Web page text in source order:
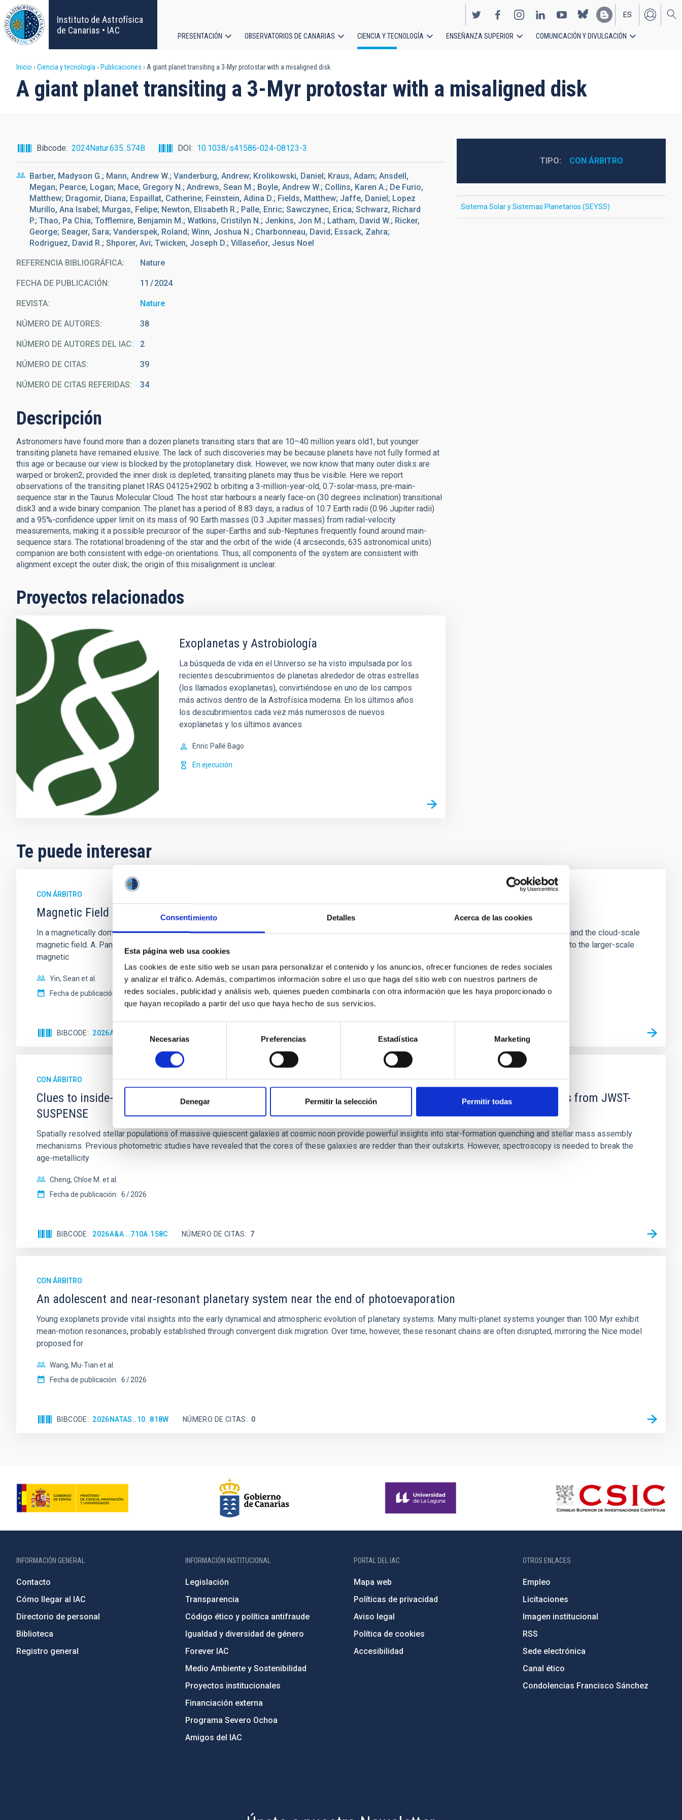
Consentimiento Detalles Acerca de las cookies
Esta página web usa cookies
Las cookies de este sitio web se usan para personalizar el contenido y los anuncios, ofrecer funciones de redes sociales
y analizar el tráfico. Además, compartimos información sobre el uso que haga del sitio web con nuestros partners de
redes sociales, publicidad y análisis web, quienes pueden combinarla con otra información que les haya proporcionado o
que hayan recopilado a partir del uso que haya hecho de sus servicios.
consentimiento
Necesarias Preferencias Estadística Marketing
Denegar Permitir la selección Permitir todas
Pasar
al
contenido
principal
Instituto de Astrofísica
de Canarias • IAC
EN
ES
principal
PRESENTACIÓN OBSERVATORIOS DE CANARIAS CIENCIA Y TECNOLOGÍA ENSEÑANZA SUPERIOR COMUNICACIÓN Y DIVULGACIÓN
Sobrescribir
enlaces
ayuda
a
navegación
Inicio Ciencia y tecnología Publicaciones A giant planet transiting a 3-Myr protostar with a misaligned disk
A giant planet transiting a 3-Myr protostar with a misaligned disk
Bibcode 2024Natur.635..574B DOI 10.1038/s41586-024-08123-3
Barber, Madyson G.; Mann, Andrew W.; Vanderburg, Andrew; Krolikowski, Daniel; Kraus, Adam; Ansdell,
Megan; Pearce, Logan; Mace, Gregory N.; Andrews, Sean M.; Boyle, Andrew W.; Collins, Karen A.; De Furio,
Matthew; Dragomir, Diana; Espaillat, Catherine; Feinstein, Adina D.; Fields, Matthew; Jaffe, Daniel; Lopez
Murillo, Ana Isabel; Murgas, Felipe; Newton, Elisabeth R.; Palle, Enric; Sawczynec, Erica; Schwarz, Richard
P.; Thao, Pa Chia; Tofflemire, Benjamin M.; Watkins, Cristilyn N.; Jenkins, Jon M.; Latham, David W.; Ricker,
George; Seager, Sara; Vanderspek, Roland; Winn, Joshua N.; Charbonneau, David; Essack, Zahra;
Rodriguez, David R.; Shporer, Avi; Twicken, Joseph D.; Villaseñor, Jesus Noel
REFERENCIA BIBLIOGRÁFICA Nature
FECHA DE PUBLICACIÓN: 11 2024
REVISTA Nature
NÚMERO DE AUTORES 38
NÚMERO DE AUTORES DEL IAC 2
NÚMERO DE CITAS 39
NÚMERO DE CITAS REFERIDAS 34
Descripción
Astronomers have found more than a dozen planets transiting stars that are 10–40 million years old1, but younger
transiting planets have remained elusive. The lack of such discoveries may be because planets have not fully formed at
this age or because our view is blocked by the protoplanetary disk. However, we now know that many outer disks are
warped or broken2; provided the inner disk is depleted, transiting planets may thus be visible. Here we report
observations of the transiting planet IRAS 04125+2902 b orbiting a 3-million-year-old, 0.7-solar-mass, pre-main-
sequence star in the Taurus Molecular Cloud. The host star harbours a nearly face-on (30 degrees inclination) transitional
disk3 and a wide binary companion. The planet has a period of 8.83 days, a radius of 10.7 Earth radii (0.96 Jupiter radii)
and a 95%-confidence upper limit on its mass of 90 Earth masses (0.3 Jupiter masses) from radial-velocity
measurements, making it a possible precursor of the super-Earths and sub-Neptunes frequently found around main-
sequence stars. The rotational broadening of the star and the orbit of the wide (4 arcseconds, 635 astronomical units)
companion are both consistent with edge-on orientations. Thus, all components of the system are consistent with
alignment except the outer disk; the origin of this misalignment is unclear.
Proyectos relacionados
Exoplanetas y Astrobiología
La búsqueda de vida en el Universo se ha visto impulsada por los
recientes descubrimientos de planetas alrededor de otras estrellas
(los llamados exoplanetas), convirtiéndose en uno de los campos
más activos dentro de la Astrofísica moderna. En los últimos años
los descubrimientos cada vez más numerosos de nuevos
exoplanetas y los últimos avances
Enric Pallé Bago
En ejecución
TIPO CON ÁRBITRO
Sistema Solar y Sistemas Planetarios (SEYSS)
Te puede interesar
CON ÁRBITRO
Magnetic Field Alignment with Dense Cores in the Transition between Cloud and Core Scales
In a magnetically dominated model of star formation, we expect to see alignments between the magnetic field orientation of star-forming dense cores and the cloud-scale
magnetic field. A. Pandhi et al. showed instead, however, that the orientation of cores and their angular momentum vectors appear random with respect to the larger-scale
magnetic
Yin, Sean et al.
Fecha de publicación:
5 2026
BIBCODE 2026APJ..1003...83Y
CON ÁRBITRO
Clues to inside-out quenching in quiescent galaxies at 1.2 ≲ z ≲ 2.2: Age, Fe-, and Mg-abundance gradients from JWST-
SUSPENSE
Spatially resolved stellar populations of massive quiescent galaxies at cosmic noon provide powerful insights into star-formation quenching and stellar mass assembly
mechanisms. Previous photometric studies have revealed that the cores of these galaxies are redder than their outskirts. However, spectroscopy is needed to break the
age-metallicity
Cheng, Chloe M. et al.
Fecha de publicación: 6 2026
BIBCODE 2026A&A...710A.158C NÚMERO DE CITAS 7
CON ÁRBITRO
An adolescent and near-resonant planetary system near the end of photoevaporation
Young exoplanets provide vital insights into the early dynamical and atmospheric evolution of planetary systems. Many multi-planet systems younger than 100 Myr exhibit
mean-motion resonances, probably established through convergent disk migration. Over time, however, these resonant chains are often disrupted, mirroring the Nice model
proposed for
Wang, Mu-Tian et al.
Fecha de publicación: 6 2026
BIBCODE 2026NATAS..10..818W NÚMERO DE CITAS 0
INFORMACIÓN GENERAL
Contacto
Cómo llegar al IAC
Directorio de personal
Biblioteca
Registro general
INFORMACIÓN INSTITUCIONAL
Legislación
Transparencia
Código ético y política antifraude
Igualdad y diversidad de género
Forever IAC
Medio Ambiente y Sostenibilidad
Proyectos institucionales
Financiación externa
Programa Severo Ochoa
Amigos del IAC
PORTAL DEL IAC
Mapa web
Políticas de privacidad
Aviso legal
Política de cookies
Accesibilidad
OTROS ENLACES
Empleo
Licitaciones
Imagen institucional
RSS
Sede electrónica
Canal ético
Condolencias Francisco Sánchez